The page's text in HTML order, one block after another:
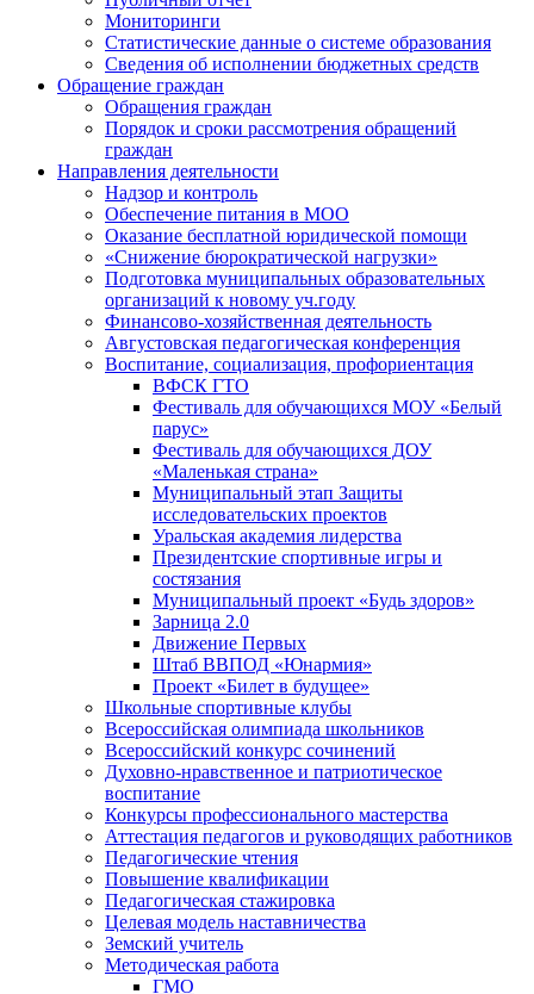
Мониторинги
Статистические данные о системе образования
Сведения об исполнении бюджетных средств
Обращение граждан
Обращения граждан
Порядок и сроки рассмотрения обращений
граждан
Направления деятельности
Надзор и контроль
Обеспечение питания в МОО
Оказание бесплатной юридической помощи
«Снижение бюрократической нагрузки»
Подготовка муниципальных образовательных
организаций к новому уч.году
Финансово-хозяйственная деятельность
Августовская педагогическая конференция
Воспитание, социализация, профориентация
ВФСК ГТО
Фестиваль для обучающихся МОУ «Белый
парус»
Фестиваль для обучающихся ДОУ
«Маленькая страна»
Муниципальный этап Защиты
исследовательских проектов
Уральская академия лидерства
Президентские спортивные игры и
состязания
Муниципальный проект «Будь здоров»
Зарница 2.0
Движение Первых
Штаб ВВПОД «Юнармия»
Проект «Билет в будущее»
Школьные спортивные клубы
Всероссийская олимпиада школьников
Всероссийский конкурс сочинений
Духовно-нравственное и патриотическое
воспитание
Конкурсы профессионального мастерства
Аттестация педагогов и руководящих работников
Педагогические чтения
Повышение квалификации
Педагогическая стажировка
Целевая модель наставничества
Земский учитель
Методическая работа
ГМО